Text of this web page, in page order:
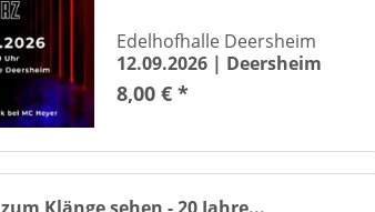
Schlachthof Dresden
Altes Theater am Jerichower Platz Magdeburg
Magdeburg
Theater Dessau
Edelhofhalle Deersheim
12.09.2026 | Deersheim
8,00 € *